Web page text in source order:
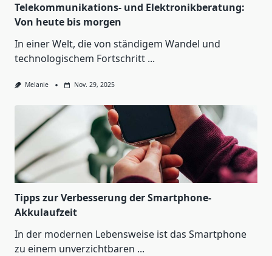
Telekommunikations- und Elektronikberatung:
Von heute bis morgen
In einer Welt, die von ständigem Wandel und
technologischem Fortschritt ...
Melanie Nov. 29, 2025
Tipps zur Verbesserung der Smartphone-
Akkulaufzeit
In der modernen Lebensweise ist das Smartphone
zu einem unverzichtbaren ...